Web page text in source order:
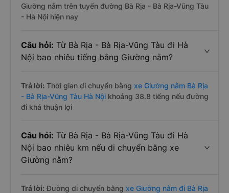
Giường nằm trên tuyến đường Bà Rịa - Bà Rịa-Vũng Tàu
- Hà Nội hiện nay
Câu hỏi: Từ Bà Rịa - Bà Rịa-Vũng Tàu đi Hà
Nội bao nhiêu tiếng bằng Giường nằm?
Trả lời: Thời gian di chuyển bằng xe Giường nằm Bà Rịa
- Bà Rịa-Vũng Tàu Hà Nội khoảng 38.8 tiếng nếu đường
đi khá thuận lợi
Câu hỏi: Từ Bà Rịa - Bà Rịa-Vũng Tàu đi Hà
Nội bao nhiêu km nếu di chuyển bằng xe
Giường nằm?
Trả lời: Đường di chuyển bằng xe Giường nằm đi Bà Rịa